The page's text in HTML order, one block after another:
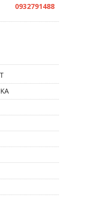
0932791488